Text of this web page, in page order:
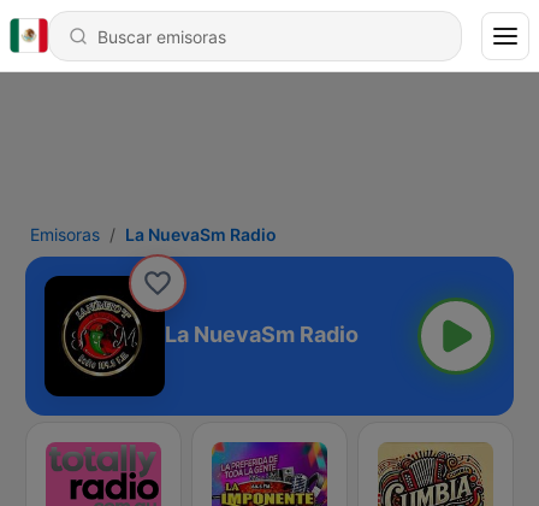
Emisoras La NuevaSm Radio
La NuevaSm Radio